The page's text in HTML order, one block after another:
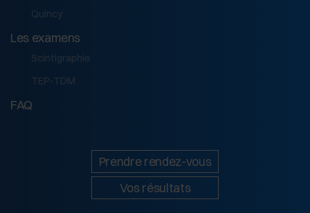
Quincy
Les examens
Scintigraphie
TEP-TDM
FAQ
Prendre rendez-vous
Vos résultats